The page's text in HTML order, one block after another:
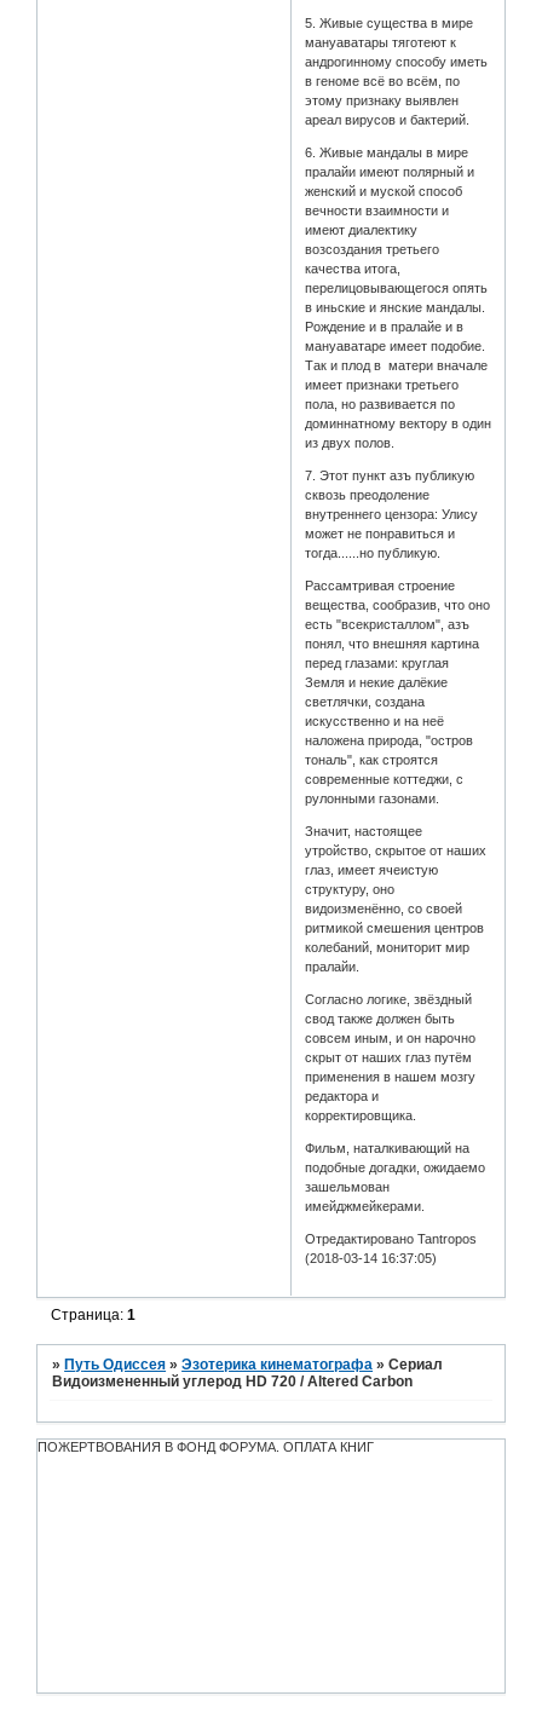
5. Живые существа в мире
мануаватары тяготеют к
андрогинному способу иметь
в геноме всё во всём, по
этому признаку выявлен
ареал вирусов и бактерий.
6. Живые мандалы в мире
пралайи имеют полярный и
женский и муской способ
вечности взаимности и
имеют диалектику
возсоздания третьего
качества итога,
перелицовывающегося опять
в иньские и янские мандалы.
Рождение и в пралайе и в
мануаватаре имеет подобие.
Так и плод в матери вначале
имеет признаки третьего
пола, но развивается по
доминнатному вектору в один
из двух полов.
7. Этот пункт азъ публикую
сквозь преодоление
внутреннего цензора: Улису
может не понравиться и
тогда......но публикую.
Рассамтривая строение
вещества, сообразив, что оно
есть "всекристаллом", азъ
понял, что внешняя картина
перед глазами: круглая
Земля и некие далёкие
светлячки, создана
искусственно и на неё
наложена природа, "остров
тональ", как строятся
современные коттеджи, с
рулонными газонами.
Значит, настоящее
утройство, скрытое от наших
глаз, имеет ячеистую
структуру, оно
видоизменённо, со своей
ритмикой смешения центров
колебаний, мониторит мир
пралайи.
Согласно логике, звёздный
свод также должен быть
совсем иным, и он нарочно
скрыт от наших глаз путём
применения в нашем мозгу
редактора и
корректировщика.
Фильм, наталкивающий на
подобные догадки, ожидаемо
зашельмован
имейджмейкерами.
Отредактировано Tantropos
(2018-03-14 16:37:05)
Страница:1
» Путь Одиссея »Эзотерика кинематографа »Сериал
Видоизмененный углерод HD 720 / Altered Carbon
ПОЖЕРТВОВАНИЯ В ФОНД ФОРУМА. ОПЛАТА КНИГ